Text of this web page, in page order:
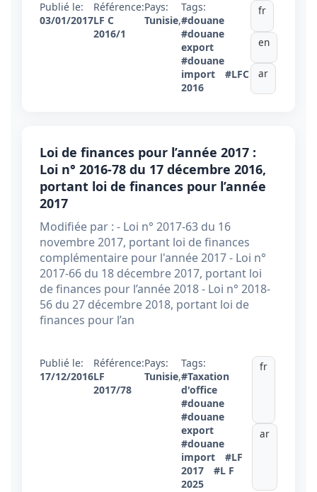
Publié le:
03/01/2017
Référence:
LF C
2016/1
Pays:
Tunisie,
Tags:
#douane
#douane
export
#douane
import
#LFC
2016
fr
en
ar
Loi de finances pour l’année 2017 :
Loi n° 2016-78 du 17 décembre 2016,
portant loi de finances pour l’année
2017
Modifiée par : - Loi n° 2017-63 du 16
novembre 2017, portant loi de finances
complémentaire pour l'année 2017 - Loi n°
2017-66 du 18 décembre 2017, portant loi
de finances pour l’année 2018 - Loi n° 2018-
56 du 27 décembre 2018, portant loi de
finances pour l’an
Publié le:
17/12/2016
Référence:
LF
2017/78
Pays:
Tunisie,
Tags:
#Taxation
d'office
#douane
#douane
export
#douane
import
#LF
2017
#L F
2025
fr
ar